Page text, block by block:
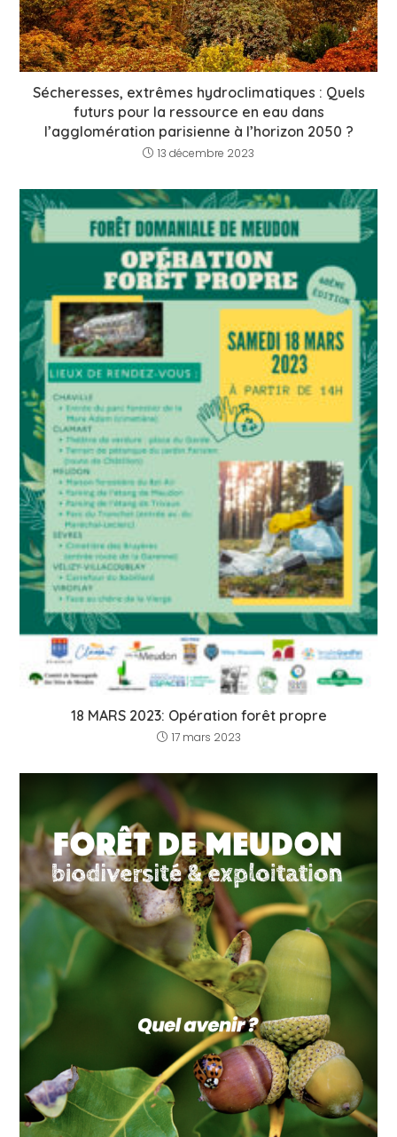
Sécheresses, extrêmes hydroclimatiques : Quels
futurs pour la ressource en eau dans
l’agglomération parisienne à l’horizon 2050 ?
13 décembre 2023
18 MARS 2023: Opération forêt propre
17 mars 2023